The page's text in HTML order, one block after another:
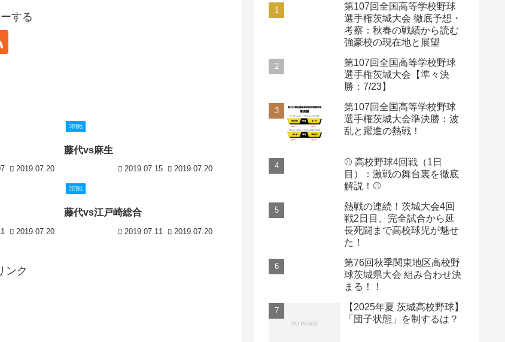
する
2019.07.20
3回戦
藤代vs麻生
2019.07.15 2019.07.20
2019.07.20
2回戦
藤代vs江戸崎総合
2019.07.11 2019.07.20
ンク
第107回全国高等学校野球
選手権茨城大会 徹底予想・
考察：秋春の戦績から読む
強豪校の現在地と展望
第107回全国高等学校野球
選手権茨城大会【準々決
勝：7/23】
第107回全国高等学校野球
選手権茨城大会準決勝：波
乱と躍進の熱戦！
⚾️ 高校野球4回戦（1日
目）：激戦の舞台裏を徹底
解説！⚾️
熱戦の連続！茨城大会4回
戦2日目、完全試合から延
長死闘まで高校球児が魅せ
た！
第76回秋季関東地区高校野
球茨城県大会 組み合わせ決
まる！！
【2025年夏 茨城高校野球】
「団子状態」を制するは？